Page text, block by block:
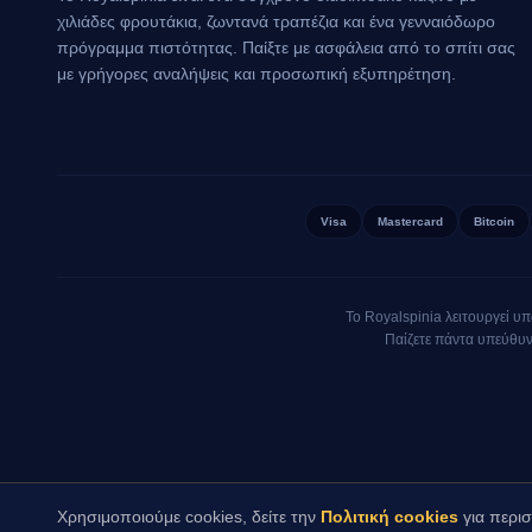
Ασφάλεια
Το Royalspinia
Το Royalspinia
Για ανάλυση
ομαδοποιημένα
μπλοκάρουμε άμεσα
χιλιάδες φρουτάκια, ζωντανά τραπέζια και ένα γενναιόδωρο
πρόγραμμα πιστότητας. Παίξτε με ασφάλεια από το σπίτι σας
με γρήγορες αναλήψεις και προσωπική εξυπηρέτηση.
Visa Mastercard Bitcoin
Το Royalspinia λειτουργεί
Παίζετε πάντα
Χρησιμοποιούμε cookies, δείτε την Πολιτική cookies για